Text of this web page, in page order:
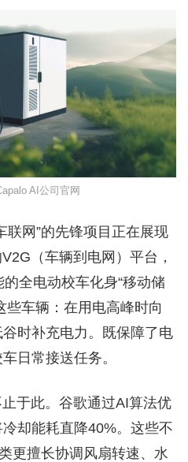
AI公司官网
联网”的先锋项目正在展现
（车辆到电网）平台，
全电动校车化身“移动储
些车辆：在用电高峰时向
时补充电力。既保障了电
日常接送任务。
于此。谷歌通过AI算法优
却能耗直降40%。这些不
更擅长协调风扇转速、水